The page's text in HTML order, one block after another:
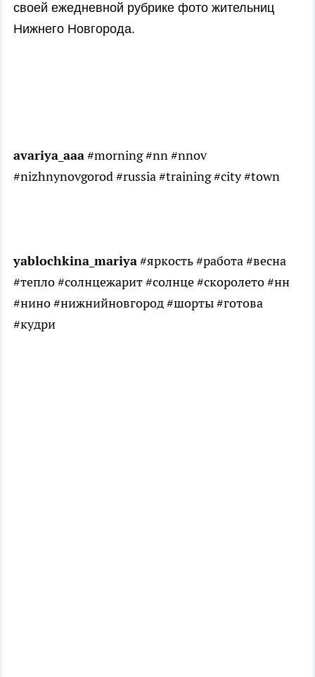
своей ежедневной рубрике фото жительниц
Нижнего Новгорода.
avariya_aaa#morning #nn #nnov
#nizhnynovgorod #russia #training #city #town
yablochkina_mariya#яркость #работа #весна
#тепло #солнцежарит #солнце #скоролето #нн
#нино #нижнийновгород #шорты #готова
#кудри